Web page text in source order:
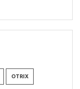
OTRIX